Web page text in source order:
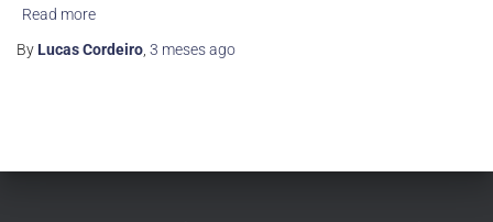
Read more
By Lucas Cordeiro 3 mesesago